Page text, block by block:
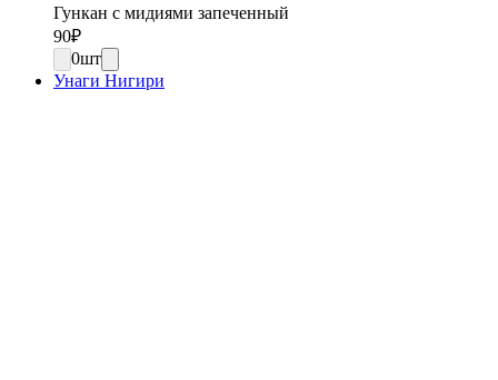
Гункан с мидиями запеченный
90₽
0шт
Унаги Нигири